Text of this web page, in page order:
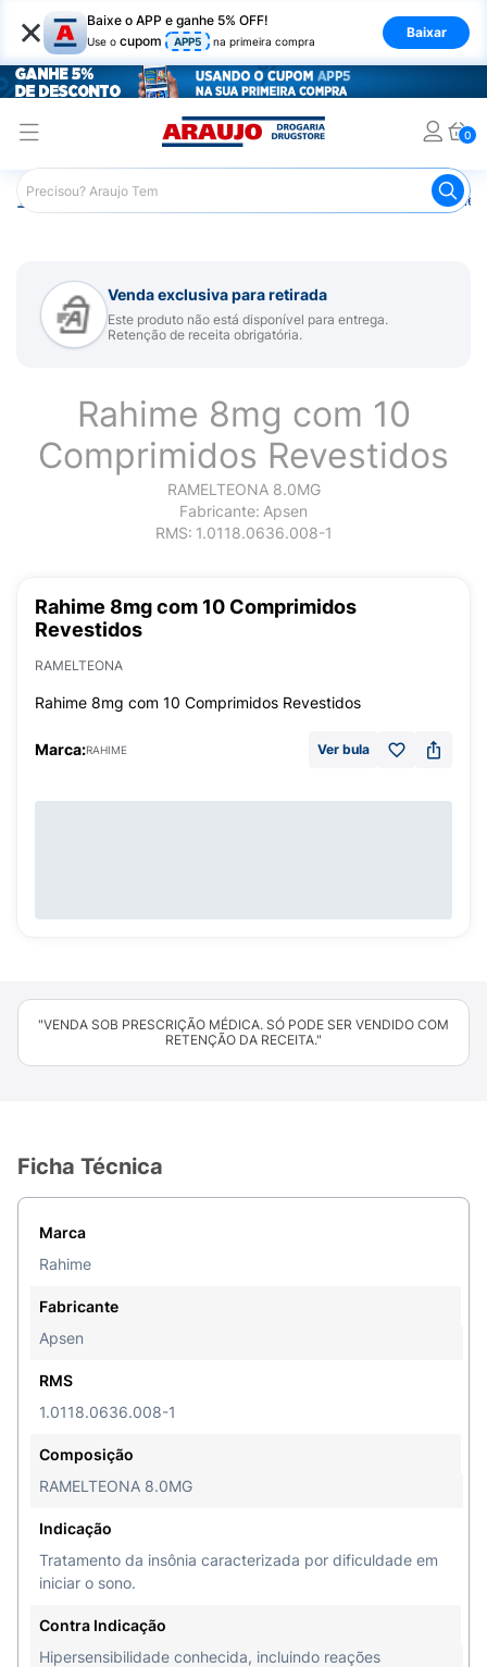
× Baixe o APP e ganhe 5% OFF!
Use o cupom APP5 na primeira compra
Baixar
0
Araujo Medicamentos
Venda exclusiva para retirada
Este produto não está disponível para entrega.
Retenção de receita obrigatória.
Rahime 8mg com 10
Comprimidos Revestidos
RAMELTEONA 8.0MG
Fabricante: Apsen
RMS: 1.0118.0636.008-1
Rahime 8mg com 10 Comprimidos
Revestidos
RAMELTEONA
Rahime 8mg com 10 Comprimidos Revestidos
Marca:RAHIME Ver bula
"VENDA SOB PRESCRIÇÃO MÉDICA. SÓ PODE SER VENDIDO COM
RETENÇÃO DA RECEITA."
Ficha Técnica
Marca
Rahime
Fabricante
Apsen
RMS
1.0118.0636.008-1
Composição
RAMELTEONA 8.0MG
Indicação
Tratamento da insônia caracterizada por dificuldade em
iniciar o sono.
Contra Indicação
Hipersensibilidade conhecida, incluindo reações